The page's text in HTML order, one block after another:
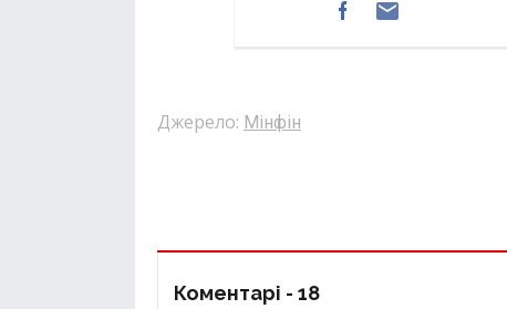
Джерело: Мінфін
Коментарі - 18